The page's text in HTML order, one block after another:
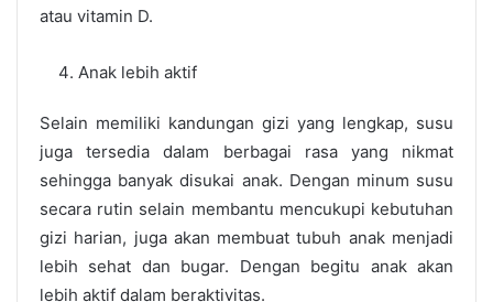
atau vitamin D.
Anak lebih aktif
Selain memiliki kandungan gizi yang lengkap, susu
juga tersedia dalam berbagai rasa yang nikmat
sehingga banyak disukai anak. Dengan minum susu
secara rutin selain membantu mencukupi kebutuhan
gizi harian, juga akan membuat tubuh anak menjadi
lebih sehat dan bugar. Dengan begitu anak akan
lebih aktif dalam beraktivitas.